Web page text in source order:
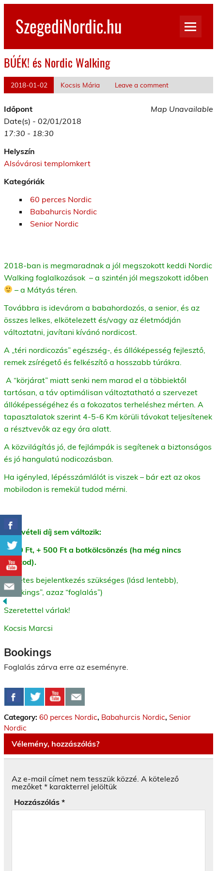
Skip
contentSzegediNordic.hu
BÚÉK! és Nordic Walking
2018-01-02 Kocsis Mária Leave a comment
Map Unavailable
Időpont
Date(s) - 02/01/2018
17:30 - 18:30
Helyszín
Alsóvárosi templomkert
Kategóriák
60 perces Nordic
Babahurcis Nordic
Senior Nordic
2018-ban is megmaradnak a jól megszokott keddi Nordic
Walking foglalkozások – a szintén jól megszokott időben
– a Mátyás téren.
Továbbra is idevárom a babahordozós, a senior, és az
összes lelkes, elkötelezett és/vagy az életmódján
változtatni, javítani kívánó nordicost.
A „téri nordicozás” egészség-, és állóképesség fejlesztő,
remek zsírégető és felkészítő a hosszabb túrákra.
A “körjárat” miatt senki nem marad el a többiektől
tartósan, a táv optimálisan változtatható a szervezet
állóképességéhez és a fokozatos terheléshez mérten. A
tapasztalatok szerint 4-5-6 Km körüli távokat teljesítenek
a résztvevők az egy óra alatt.
A közvilágítás jó, de fejlámpák is segítenek a biztonságos
és jó hangulatú nodicozásban.
Ha igényled, lépésszámlálót is viszek – bár ezt az okos
mobilodon is remekül tudod mérni.
Részvételi díj sem változik:
1000 Ft, + 500 Ft a botkölcsönzés (ha még nincs
sajátod).
Előzetes bejelentkezés szükséges (lásd lentebb),
“Bookings”, azaz “foglalás”)
Szeretettel várlak!
Kocsis Marcsi
Bookings
Foglalás zárva erre az eseményre.
Category: 60 perces Nordic, Babahurcis Nordic, Senior
Nordic
Vélemény, hozzászólás?
Az e-mail címet nem tesszük közzé. A kötelező
mezőket * karakterrel jelöltük
Hozzászólás *